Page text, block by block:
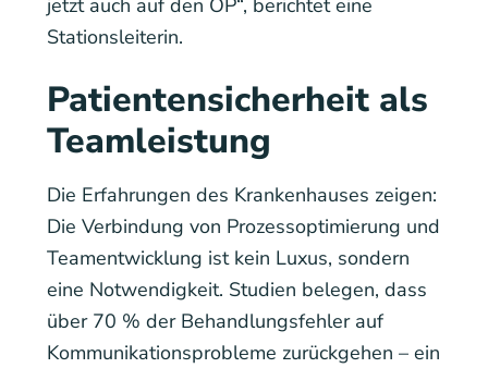
Stationsleiterin.
Patientensicherheit als
Teamleistung
Die Erfahrungen des Krankenhauses zeigen:
Die Verbindung von Prozessoptimierung und
Teamentwicklung ist kein Luxus, sondern
eine Notwendigkeit. Studien belegen, dass
über 70 % der Behandlungsfehler auf
Kommunikationsprobleme zurückgehen – ein